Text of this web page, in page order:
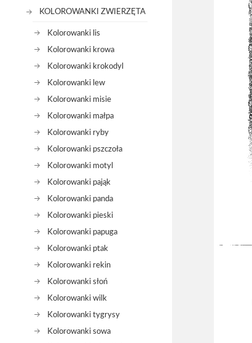
KOLOROWANKI ZWIERZĘTA
Kolorowanki lis
Kolorowanki krowa
Kolorowanki krokodyl
Kolorowanki lew
Kolorowanki misie
Kolorowanki małpa
Kolorowanki ryby
Kolorowanki pszczoła
Kolorowanki motyl
Kolorowanki pająk
Kolorowanki panda
Kolorowanki pieski
Kolorowanki papuga
Kolorowanki ptak
Kolorowanki rekin
Kolorowanki słoń
Kolorowanki wilk
Kolorowanki tygrysy
Kolorowanki sowa